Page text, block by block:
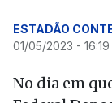
ESTADÃO
01/05/2023 - 16:19
No dia em